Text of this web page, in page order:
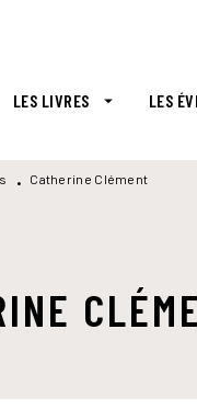
LES LIVRES arrow_drop_down LES
• Catherine Clément